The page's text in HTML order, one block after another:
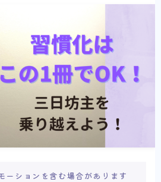
ーションを含む場合があります